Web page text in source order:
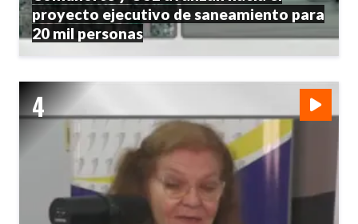
proyecto ejecutivo de saneamiento para
20 mil personas